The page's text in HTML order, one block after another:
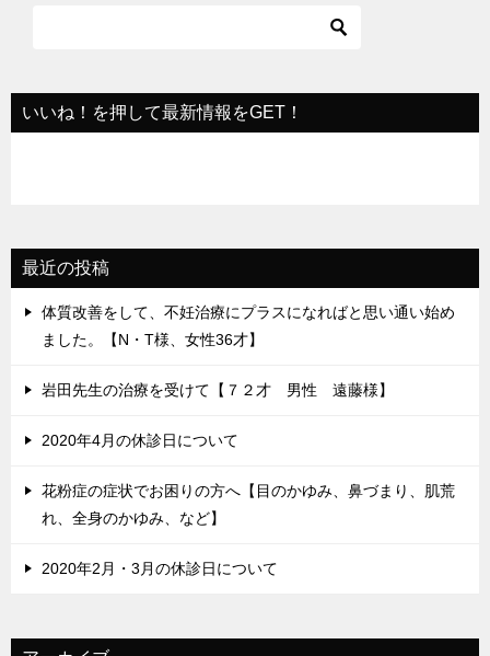
ョ
ン
いいね！を押して最新情報をGET！
最近の投稿
体質改善をして、不妊治療にプラスになればと思い通い始め
ました。【N・T様、女性36才】
岩田先生の治療を受けて【７２才 男性 遠藤様】
2020年4月の休診日について
花粉症の症状でお困りの方へ【目のかゆみ、鼻づまり、肌荒
れ、全身のかゆみ、など】
2020年2月・3月の休診日について